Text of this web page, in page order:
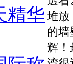
精华 堆放
的墙
辉！